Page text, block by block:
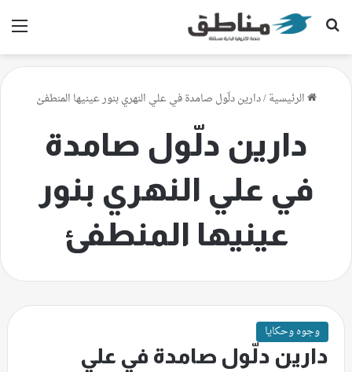
بحث عن
الرئيسية/دارين دلّول صامدة في علي النهري بنور عينيها المنطفئ
دارين دلّول صامدة
في علي النهري بنور
عينيها المنطفئ
وجوه وحكايا
دارين دلّول صامدة في علي